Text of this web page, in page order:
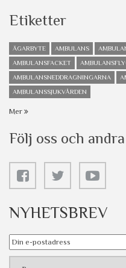
Etiketter
ÄGARBYTE AMBULANS
AMBULANSFACKET
AMBULANSNEDDRAGNINGARNA
AMBULANSSJUKVÅRDEN
Mer
Följ oss och
NYHETSBREV